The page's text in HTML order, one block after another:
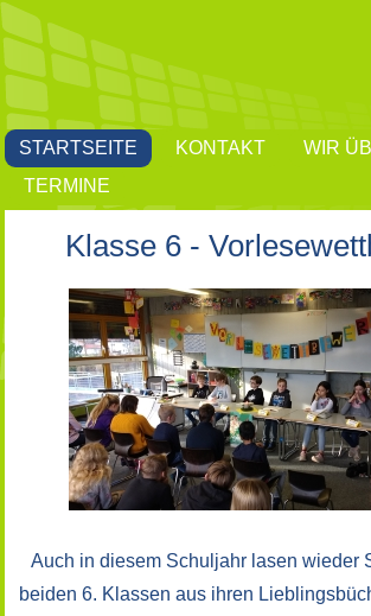
STARTSEITE KONTAKT
WIR
TERMINE
Klasse 6 -
Auch in diesem Schuljahr lasen wieder
beiden 6. Klassen aus ihren